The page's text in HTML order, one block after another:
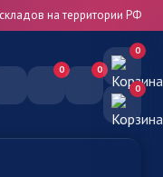
на территории РФ
0 0
0
0